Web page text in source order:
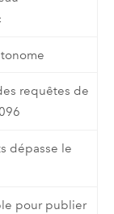
requêtes de
dépasse le
pour publier